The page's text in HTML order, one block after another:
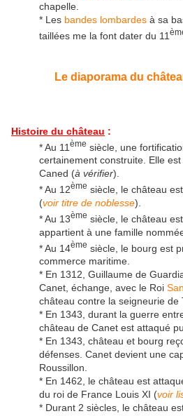
chapelle.
* Les bandes lombardes à sa
taillées me la font dater du 11
Le diaporama du
Histoire du château :
* Au 11 ème siècle, une
certainement construite. Elle
Caned (à vérifier).
* Au 12ème siècle, le château
(voir titre de noblesse).
* Au 13ème siècle, le château
appartient à une famille
* Au 14ème siècle, le bourg est
commerce maritime.
* En 1312, Guillaume de
Canet, échange, avec le Roi
château contre la seigneurie de
* En 1343, durant la guerre
château de Canet est attaqué
* En 1343, château et bourg
défenses. Canet devient une
Roussillon.
* En 1462, le château est
du roi de France Louis XI (voir
* Durant 2 siècles, le château